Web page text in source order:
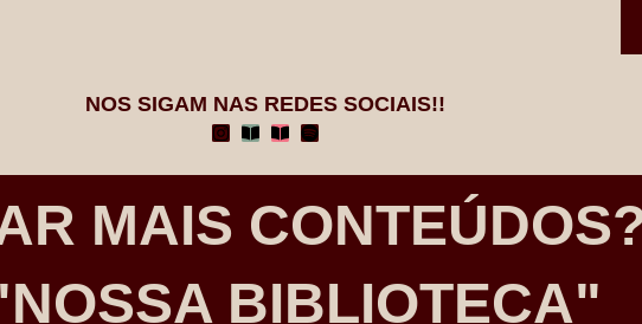
NOS SIGAM NAS REDES SOCIAIS!!
MAIS
BIBLIOTECA"